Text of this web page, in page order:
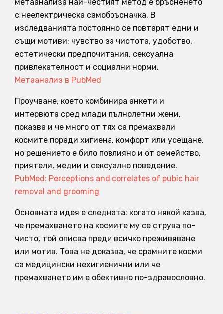
метаанализа най-честият метод е бръсненето
с неелектрическа самобръсначка. В
изследванията постоянно се повтарят едни и
същи мотиви: чувство за чистота, удобство,
естетически предпочитания, сексуална
привлекателност и социални норми.
Метаанализ в PubMed
Проучване, което комбинира анкети и
интервюта сред млади пълнолетни жени,
показва и че много от тях са премахвали
космите поради хигиена, комфорт или усещане,
но решението е било повлияно и от семейство,
приятели, медии и сексуално поведение.
PubMed: Perceptions and correlates of pubic hair
removal and grooming
Основната идея е следната: когато някой казва,
че премахването на космите му се струва по-
чисто, той описва преди всичко преживяване
или мотив. Това не доказва, че срамните косми
са медицински нехигиенични или че
премахването им е обективно по-здравословно.